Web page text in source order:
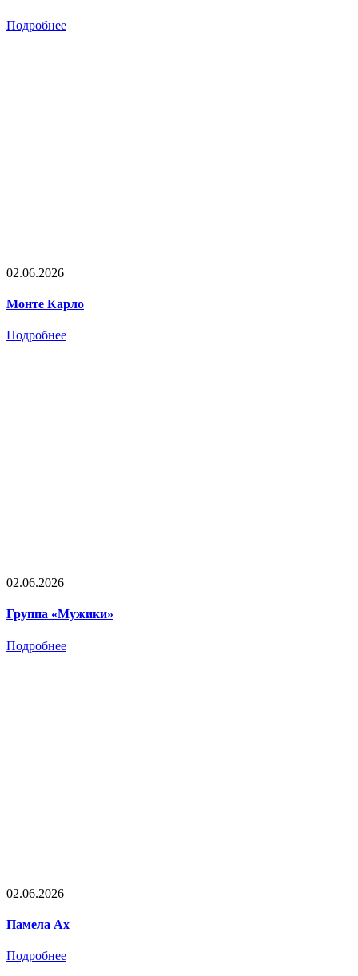
Подробнее
02.06.2026
Монте Карло
Подробнее
02.06.2026
Группа «Мужики»
Подробнее
02.06.2026
Памела Ах
Подробнее